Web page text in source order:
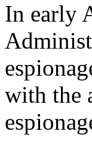
In early
with the